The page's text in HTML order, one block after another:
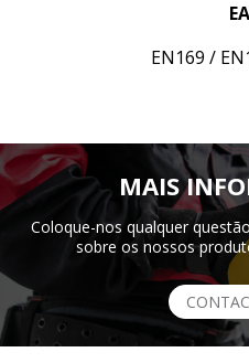
EN169 /
MAIS
Coloque-nos qualquer
sobre os nossos